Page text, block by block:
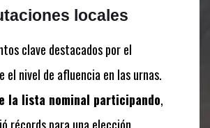
locales
clave destacados por el
el nivel de afluencia en las urnas.
la lista nominal participando,
récords para una elección